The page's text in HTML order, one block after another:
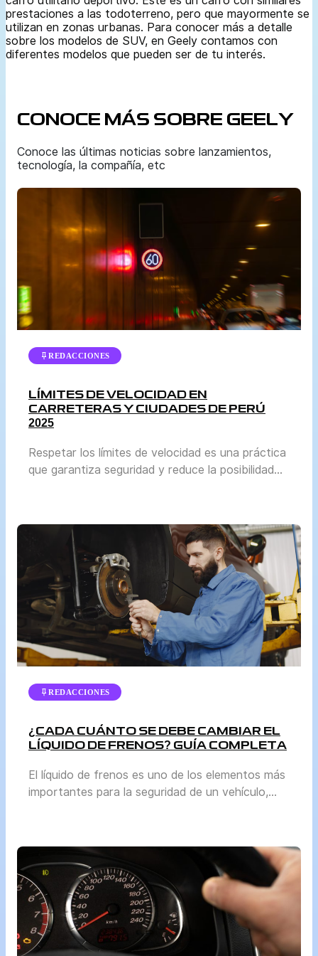
prestaciones a las todoterreno, pero que mayormente se
utilizan en zonas urbanas. Para conocer más a detalle
sobre los modelos de SUV, en Geely contamos con
diferentes modelos que pueden ser de tu interés.
CONOCE MÁS SOBRE GEELY
Conoce las últimas noticias sobre lanzamientos,
tecnología, la compañía, etc
REDACCIONES
LÍMITES DE VELOCIDAD EN
CARRETERAS Y CIUDADES DE PERÚ
2025
Respetar los límites de velocidad es una práctica
que garantiza seguridad y reduce la posibilidad
parque automotor y a las condiciones reales de
tránsito en cada región. El Ministerio de
Transportes y Comunicaciones (MTC) y la
Superintendencia de Transporte Terrestre de […]
REDACCIONES
¿CADA CUÁNTO SE DEBE CAMBIAR EL
LÍQUIDO DE FRENOS? GUÍA COMPLETA
El líquido de frenos es uno de los elementos más
importantes para la seguridad de un vehículo,
o la revisión de llantas. Sin embargo, mantenerlo
en buen estado es vital para garantizar que el
sistema de frenos funcione correctamente. En
esta […]